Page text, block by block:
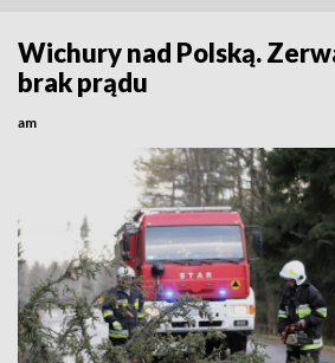
Wichury nad Polską.
brak prądu
am